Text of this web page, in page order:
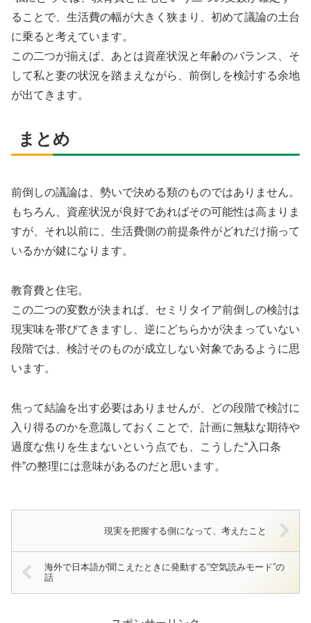
ることで、生活費の幅が大きく狭まり、初めて議論の土台
に乗ると考えています。
この二つが揃えば、あとは資産状況と年齢のバランス、そ
して私と妻の状況を踏まえながら、前倒しを検討する余地
が出てきます。
まとめ
前倒しの議論は、勢いで決める類のものではありません。
もちろん、資産状況が良好であればその可能性は高まりま
すが、それ以前に、生活費側の前提条件がどれだけ揃って
いるかが鍵になります。
教育費と住宅。
この二つの変数が決まれば、セミリタイア前倒しの検討は
現実味を帯びてきますし、逆にどちらかが決まっていない
段階では、検討そのものが成立しない対象であるように思
います。
焦って結論を出す必要はありませんが、どの段階で検討に
入り得るのかを意識しておくことで、計画に無駄な期待や
過度な焦りを生まないという点でも、こうした“入口条
件”の整理には意味があるのだと思います。
現実を把握する側になって、考えたこと
海外で日本語が聞こえたときに発動する“空気読みモード”の
話